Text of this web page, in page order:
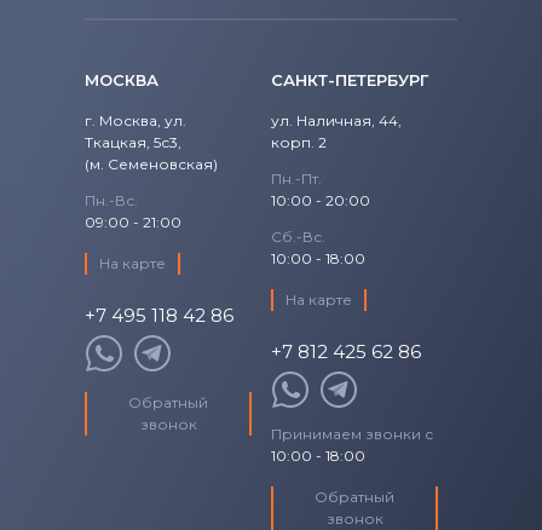
Аккумуляторы для ноутбуков
Machenike
Аккумуляторы для ноутбуковClevo
Аккумуляторы для ноутбуковSony
Аккумуляторы для ноутбуков
Fujitsu-Siemens
Аккумуляторы для ноутбуков
Аккумуляторы для ноутбуков
Аккумуляторы для ноутбуков
Precision 15
Studio
Studio 14
Venue
Vostro
15 (9570) D1505
15 (9570) D1541
15 (9570) D1545
15 (9570) D1605
15 (9570) D1645
15 (9570) D1745
МОСКВА
г. Москва, ул.
Ткацкая, 5с3,
(м. Семеновская)
Пн.-Вс.
09:00 - 21:00
На карте
+7 495 118 42 86
Обратный
звонок
САНКТ-ПЕТЕРБУРГ
ул. Наличная, 44,
корп. 2
Пн.-Пт.
10:00 - 20:00
Сб.-Вс.
10:00 - 18:00
На карте
+7 812 425 62 86
Принимаем звонки с
10:00 - 18:00
Обратный
звонок